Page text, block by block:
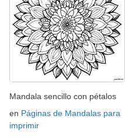
Mandala sencillo con pétalos
en Páginas de Mandalas para
imprimir